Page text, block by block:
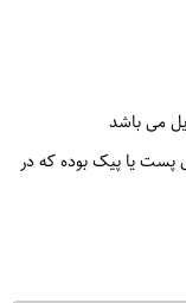
می باشد
پست یا پیک بوده که در